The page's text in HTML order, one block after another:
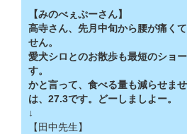
【みのべぇぷーさん】
高寺さん、先月中旬から腰が痛く
せん。
愛犬シロとのお散歩も最短のショ
す。
かと言って、食べる量も減らせま
は、27.3です。どーしましよー。
↓
【田中先生】